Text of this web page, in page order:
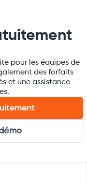
pour les équipes de
des forfaits
et une assistance